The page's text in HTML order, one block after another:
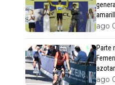
ago
Parte
ago